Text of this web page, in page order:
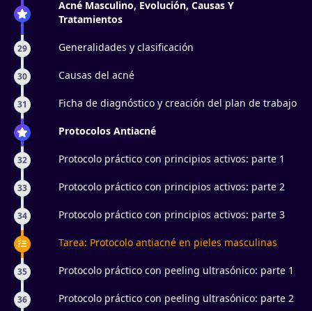
Acné Masculino, Evolución, Causas Y
Tratamientos
29 Generalidades y clasificación
30 Causas del acné
31 Ficha de diagnóstico y creación del plan de trabajo
Protocolos Antiacné
32 Protocolo práctico con principios activos: parte 1
33 Protocolo práctico con principios activos: parte 2
34 Protocolo práctico con principios activos: parte 3
Tarea: Protocolo antiacné en pieles masculinas
35 Protocolo práctico con peeling ultrasónico: parte 1
36 Protocolo práctico con peeling ultrasónico: parte 2